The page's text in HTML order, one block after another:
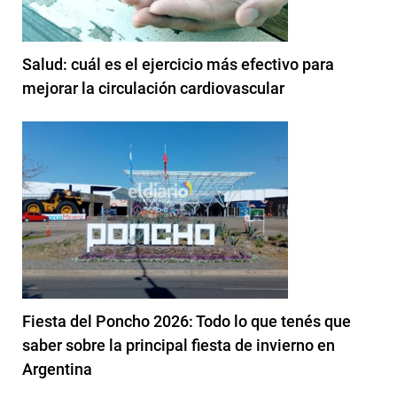
Salud: cuál es el ejercicio más efectivo para
mejorar la circulación cardiovascular
Fiesta del Poncho 2026: Todo lo que tenés que
saber sobre la principal fiesta de invierno en
Argentina